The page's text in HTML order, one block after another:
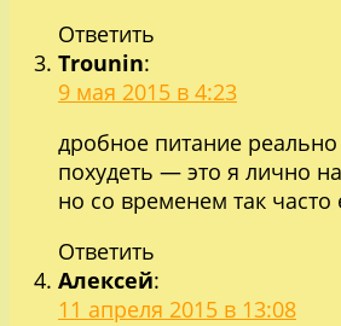
Ответить
Trounin:
9 мая 2015 в 4:23
дробное питание
похудеть — это я лично
но со временем так часто
Ответить
Алексей:
11 апреля 2015 в 13:08